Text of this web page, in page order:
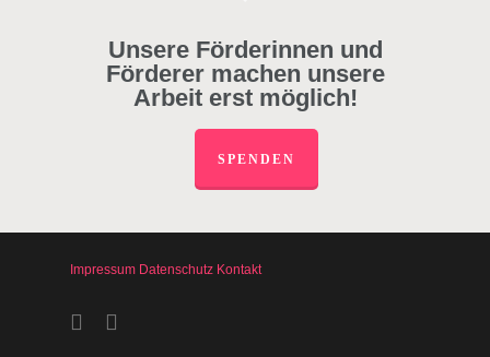
Unsere Förderinnen und
Förderer machen unsere
Arbeit erst möglich!
SPENDEN
Impressum Datenschutz Kontakt
facebookinstagram